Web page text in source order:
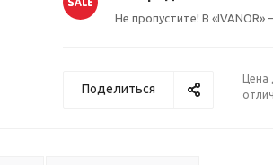
Не пропустите! В
Поделиться
Цена